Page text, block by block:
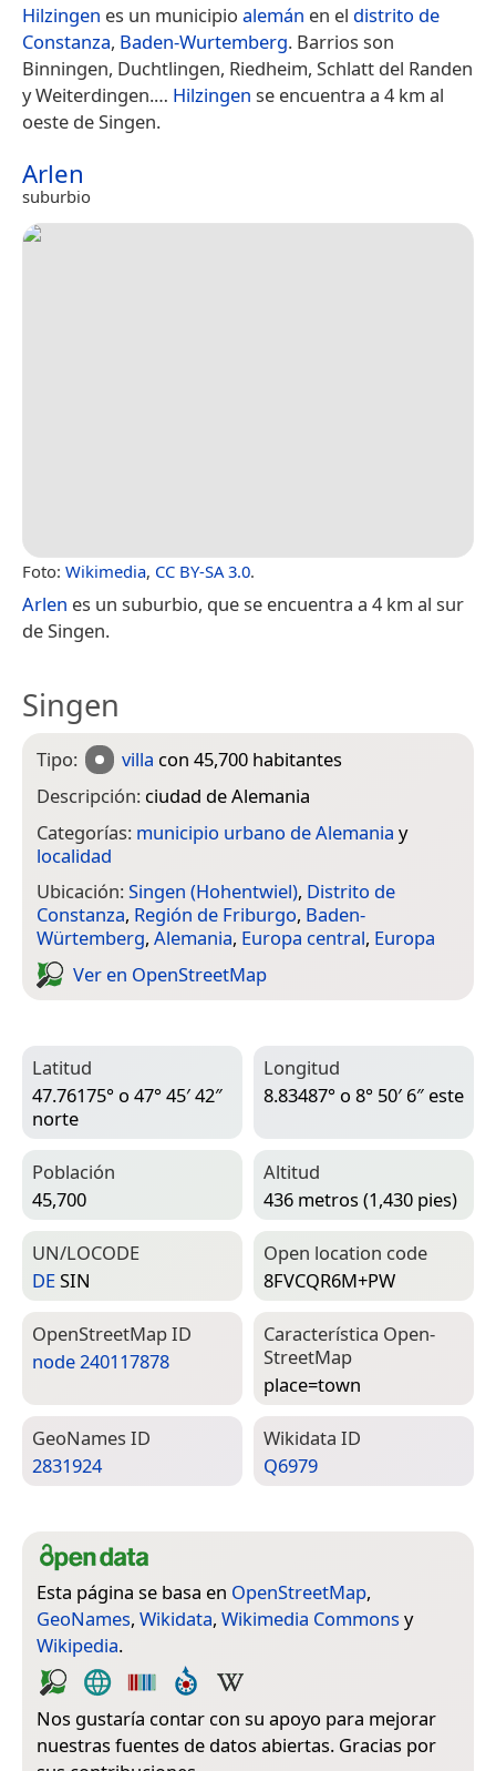
Hilzingen es un municipio alemán en el distrito de
Constanza, Baden-Wurtemberg. Barrios son
Binningen, Duchtlingen, Riedheim, Schlatt del Randen
y Weiterdingen.​… Hilzingen se encuentra a 4 km al
oeste de Singen.
Arlen
suburbio
Foto: Wikimedia, CC BY-SA 3.0.
Arlen es un suburbio, que se encuentra a 4 km al sur
de Singen.
Singen
Tipo: villa con 45,700 habitantes
Descripción: ciudad de Alemania
Categorías: municipio urbano de Alemania y
localidad
Ubicación:Singen (Hohentwiel), Distrito de
Constanza, Región de Friburgo, Baden-
Würtemberg, Alemania, Europa central, Europa
Ver en Open­Street­Map
Latitud
47.76175° o 47° 45′ 42″
norte
Longitud
8.83487° o 8° 50′ 6″ este
Población
45,700
Altitud
436 metros (1,430 pies)
UN/LOCODE
DESIN
Open location code
8FVCQR6M+PW
Open­Street­Map ID
node 240117878
Característica Open­
Street­Map
place=­town
Geo­Names ID
2831924
Wiki­data ID
Q6979
Esta página se basa en OpenStreetMap,
GeoNames, Wikidata, Wikimedia Commons y
Wikipedia.
Nos gustaría contar con su apoyo para mejorar
nuestras fuentes de datos abiertas. Gracias por